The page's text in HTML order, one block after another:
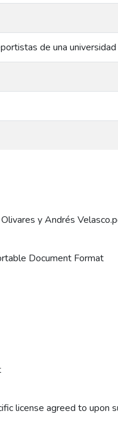
de una universidad
y Andrés
Document Format
license agreed to upon